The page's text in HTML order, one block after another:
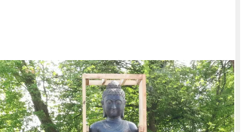
ORIENTAL GALERIE
Dekofigur XXL Lebensgroße Buddha Garten Steinfigur
190 cm (1 St), Wetterfest, groß, Garten
699,00 €
lieferbar in 2 Wochen